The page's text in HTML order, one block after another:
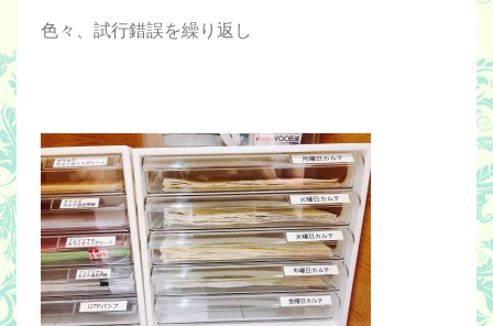
色々、試行錯誤を繰り返し